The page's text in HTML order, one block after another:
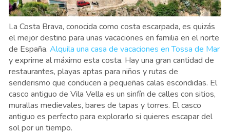
La Costa Brava, conocida como costa escarpada, es quizás
el mejor destino para unas vacaciones en familia en el norte
de España. Alquila una casa de vacaciones en Tossa de Mar
y exprime al máximo esta costa. Hay una gran cantidad de
restaurantes, playas aptas para niños y rutas de
senderismo que conducen a pequeñas calas escondidas. El
casco antiguo de Vila Vella es un sinfín de calles con sitios,
murallas medievales, bares de tapas y torres. El casco
antiguo es perfecto para explorarlo si quieres escapar del
sol por un tiempo.